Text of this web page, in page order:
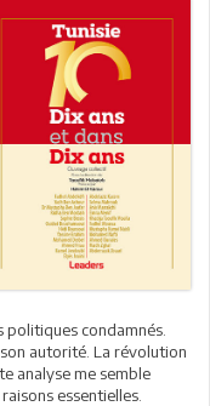
condamnés.
autorité. La révolution
analyse me semble
essentielles.